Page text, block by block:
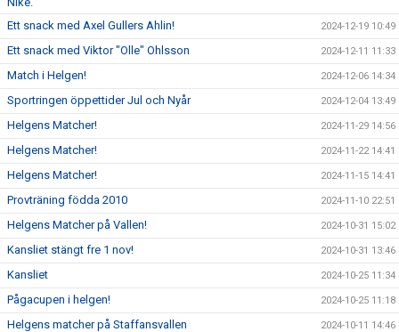
Ett snack med Axel Gullers Ahlin! 2024-12-19 10:49
Ett snack med Viktor "Olle" Ohlsson 2024-12-11 11:33
Match i Helgen! 2024-12-06 14:34
Sportringen öppettider Jul och Nyår 2024-12-04 13:49
Helgens Matcher! 2024-11-29 14:56
Helgens Matcher! 2024-11-22 14:41
Helgens Matcher! 2024-11-15 14:41
Provträning födda 2010 2024-11-10 22:51
Helgens Matcher på Vallen! 2024-10-31 15:02
Kansliet stängt fre 1 nov! 2024-10-31 13:46
Kansliet 2024-10-25 11:34
Pågacupen i helgen! 2024-10-25 11:18
Helgens matcher på Staffansvallen 2024-10-11 14:46